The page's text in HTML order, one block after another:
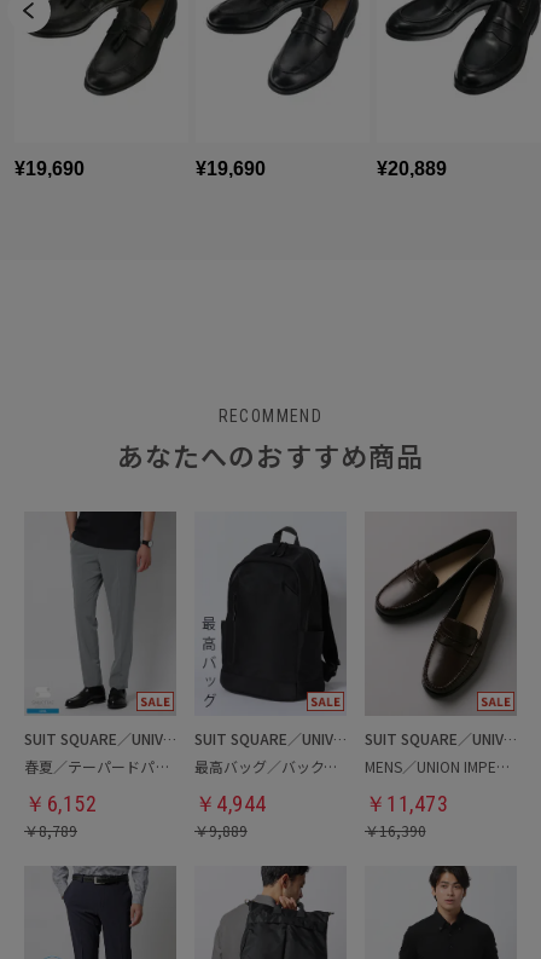
RECOMMEND
あなたへのおすすめ商品
SUIT SQUARE／UNIVERSAL LANGUAGE
春夏／テーパードパンツ
￥ 6,152
￥8,789
SUIT SQUARE／UNIVERSAL LANGUAGE
最高バッグ／バックパック
￥ 4,944
￥9,889
SUIT SQUARE／UNIVERSAL LANGUAGE
MENS／UNION IMPERIAL監修／コインローファー
￥ 11,473
￥16,390